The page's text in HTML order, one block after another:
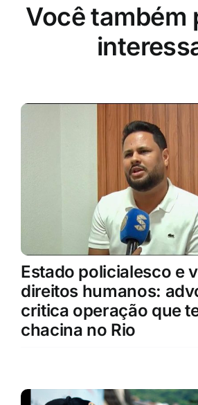
Você também
Estado policialesco e
direitos humanos:
critica operação que
chacina no Rio